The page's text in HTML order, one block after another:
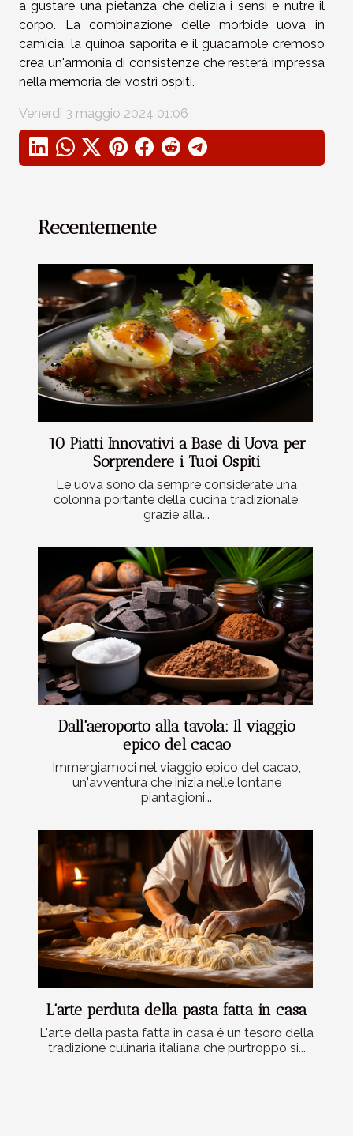
a gustare una pietanza che delizia i sensi e nutre il
corpo. La combinazione delle morbide uova in
camicia, la quinoa saporita e il guacamole cremoso
crea un'armonia di consistenze che resterà impressa
nella memoria dei vostri ospiti.
Venerdì 3 maggio 2024 01:06
Recentemente
10 Piatti Innovativi a Base di Uova per
Sorprendere i Tuoi Ospiti
Le uova sono da sempre considerate una
colonna portante della cucina tradizionale,
grazie alla...
Dall'aeroporto alla tavola: Il viaggio
epico del cacao
Immergiamoci nel viaggio epico del cacao,
un'avventura che inizia nelle lontane
piantagioni...
L'arte perduta della pasta fatta in casa
L'arte della pasta fatta in casa è un tesoro della
tradizione culinaria italiana che purtroppo si...